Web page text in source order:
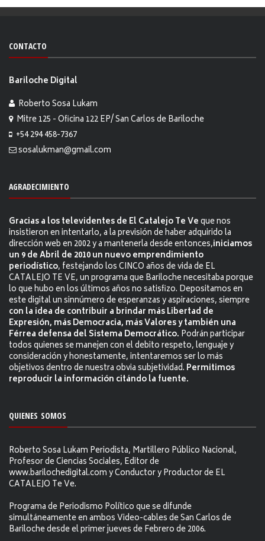
CONTACTO
Bariloche Digital
Roberto Sosa Lukam
Mitre 125 - Oficina 122 EP/ San Carlos de Bariloche
+54 294 458-7367
sosalukman@gmail.com
AGRADECIMIENTO
Gracias a los televidentes de El Catalejo Te Veque nos
insistieron en intentarlo, a la previsión de haber adquirido la
dirección web en 2002 y a mantenerla desde entonces,iniciamos
un 9 de Abril de 2010 un nuevo emprendimiento
periodístico, festejando los CINCO años de vida de EL
CATALEJO TE VE, un programa que Bariloche necesitaba porque
lo que hubo en los últimos años no satisfizo. Depositamos en
este digital un sinnúmero de esperanzas y aspiraciones, siempre
con la idea de contribuir a brindar más Libertad de
Expresión, más Democracia, más Valores y también una
Férrea defensa del Sistema Democrático. Podrán participar
todos quienes se manejen con el debito respeto, lenguaje y
consideración y honestamente, intentaremos ser lo más
objetivos dentro de nuestra obvia subjetividad. Permitimos
reproducir la información citándo la fuente.
QUIENES SOMOS
Roberto Sosa Lukam Periodista, Martillero Público Nacional,
Profesor de Ciencias Sociales, Editor de
www.barilochedigital.com y Conductor y Productor de EL
CATALEJO Te Ve.
Programa de Periodismo Político que se difunde
simultáneamente en ambos Video-cables de San Carlos de
Bariloche desde el primer jueves de Febrero de 2006.